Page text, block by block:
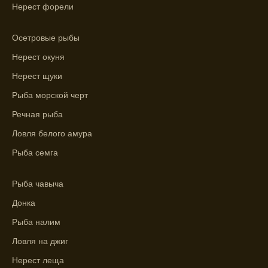
максимального атмосферного давления,
представление о том, когда и где клюет
рыба.
Находите ближайшие водоемы для ловли с
помощью прогноза клева.
Учитывайте фазы луны при выборе места
для рыбной ловли, согласно прогнозу
Прогноз клева помогает определить
Календарь рыболова включает в себя
прогнозы клева на разные дни года.
Приложение для рыболовов
Нерест форели
Осетровые рыбы
Нерест окуня
Нерест щуки
Рыба морской черт
Речная рыба
Ловля белого амура
Рыба семга
Рыба чавыча
Донка
Рыба налим
Ловля на джиг
Нерест леща